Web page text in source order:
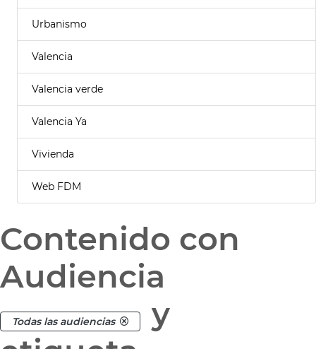
Urbanismo
Valencia
Valencia verde
Valencia Ya
Vivienda
Web FDM
Contenido con
Audiencia
Todas las audiencias
y